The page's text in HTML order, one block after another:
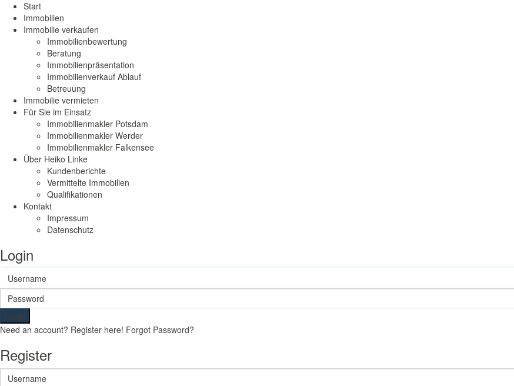
Start
Immobilien
Immobilie verkaufen
Immobilienbewertung
Beratung
Immobilienpräsentation
Immobilienverkauf Ablauf
Betreuung
Immobilie vermieten
Für Sie im Einsatz
Immobilienmakler Potsdam
Immobilienmakler Werder
Immobilienmakler Falkensee
Über Heiko Linke
Kundenberichte
Vermittelte Immobilien
Qualifikationen
Kontakt
Impressum
Datenschutz
Login
Login
Need an account? Register here! Forgot Password?
Register